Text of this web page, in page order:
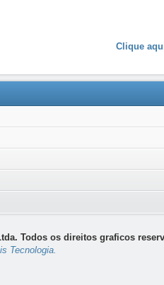
Clique
Todos os direitos graficos
Tecnologia.